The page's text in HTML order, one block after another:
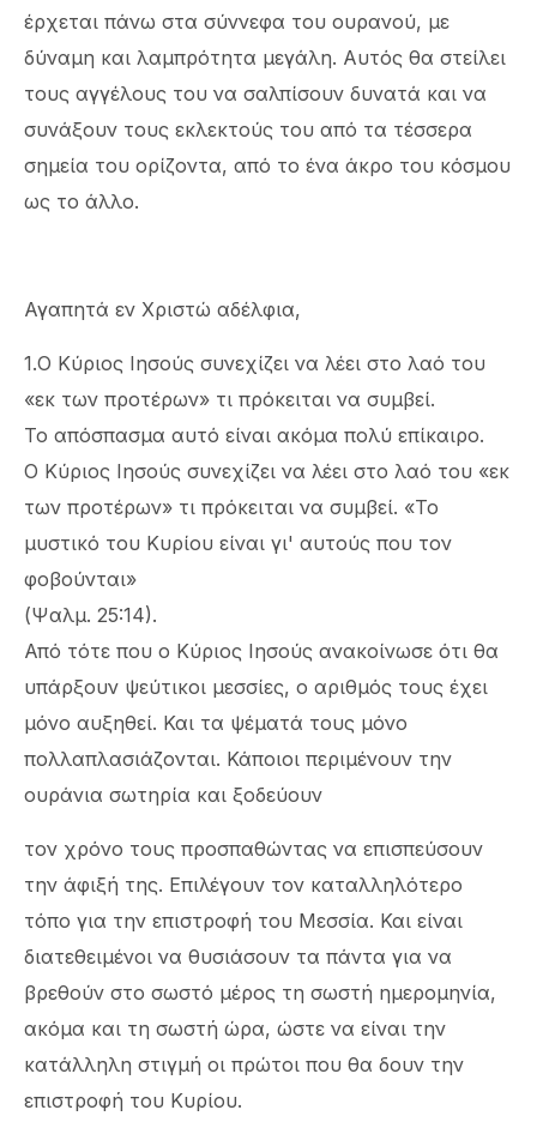
έρχεται πάνω στα σύννεφα του ουρανού, με
δύναμη και λαμπρότητα μεγάλη. Αυτός θα στείλει
τους αγγέλους του να σαλπίσουν δυνατά και να
συνάξουν τους εκλεκτούς του από τα τέσσερα
σημεία του ορίζοντα, από το ένα άκρο του κόσμου
ως το άλλο.
Αγαπητά εν Χριστώ αδέλφια,
1.Ο Κύριος Ιησούς συνεχίζει να λέει στο λαό του
«εκ των προτέρων» τι πρόκειται να συμβεί.
Το απόσπασμα αυτό είναι ακόμα πολύ επίκαιρο.
Ο Κύριος Ιησούς συνεχίζει να λέει στο λαό του «εκ
των προτέρων» τι πρόκειται να συμβεί. «Το
μυστικό του Κυρίου είναι γι' αυτούς που τον
φοβούνται»
(Ψαλμ. 25:14).
Από τότε που ο Κύριος Ιησούς ανακοίνωσε ότι θα
υπάρξουν ψεύτικοι μεσσίες, ο αριθμός τους έχει
μόνο αυξηθεί. Και τα ψέματά τους μόνο
πολλαπλασιάζονται. Κάποιοι περιμένουν την
ουράνια σωτηρία και ξοδεύουν
τον χρόνο τους προσπαθώντας να επισπεύσουν
την άφιξή της. Επιλέγουν τον καταλληλότερο
τόπο για την επιστροφή του Μεσσία. Και είναι
διατεθειμένοι να θυσιάσουν τα πάντα για να
βρεθούν στο σωστό μέρος τη σωστή ημερομηνία,
ακόμα και τη σωστή ώρα, ώστε να είναι την
κατάλληλη στιγμή οι πρώτοι που θα δουν την
επιστροφή του Κυρίου.